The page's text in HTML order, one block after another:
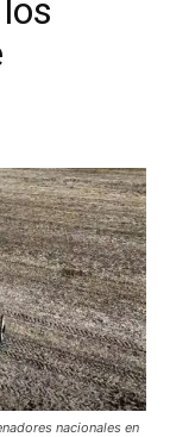
nacionales en